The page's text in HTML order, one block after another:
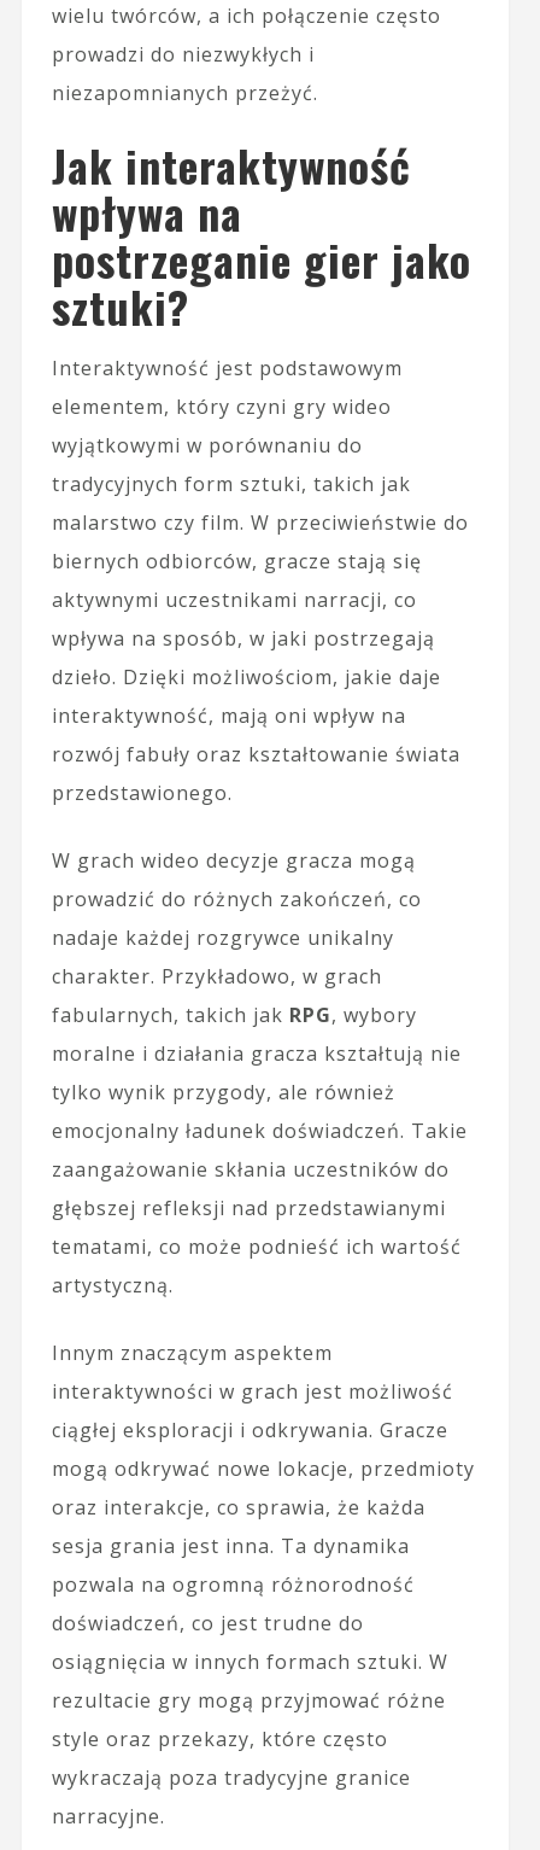
wielu twórców, a ich połączenie często
prowadzi do niezwykłych i
niezapomnianych przeżyć.
Jak interaktywność
wpływa na
postrzeganie gier jako
sztuki?
Interaktywność jest podstawowym
elementem, który czyni gry wideo
wyjątkowymi w porównaniu do
tradycyjnych form sztuki, takich jak
malarstwo czy film. W przeciwieństwie do
biernych odbiorców, gracze stają się
aktywnymi uczestnikami narracji, co
wpływa na sposób, w jaki postrzegają
dzieło. Dzięki możliwościom, jakie daje
interaktywność, mają oni wpływ na
rozwój fabuły oraz kształtowanie świata
przedstawionego.
W grach wideo decyzje gracza mogą
prowadzić do różnych zakończeń, co
nadaje każdej rozgrywce unikalny
charakter. Przykładowo, w grach
fabularnych, takich jak RPG, wybory
moralne i działania gracza kształtują nie
tylko wynik przygody, ale również
emocjonalny ładunek doświadczeń. Takie
zaangażowanie skłania uczestników do
głębszej refleksji nad przedstawianymi
tematami, co może podnieść ich wartość
artystyczną.
Innym znaczącym aspektem
interaktywności w grach jest możliwość
ciągłej eksploracji i odkrywania. Gracze
mogą odkrywać nowe lokacje, przedmioty
oraz interakcje, co sprawia, że każda
sesja grania jest inna. Ta dynamika
pozwala na ogromną różnorodność
doświadczeń, co jest trudne do
osiągnięcia w innych formach sztuki. W
rezultacie gry mogą przyjmować różne
style oraz przekazy, które często
wykraczają poza tradycyjne granice
narracyjne.